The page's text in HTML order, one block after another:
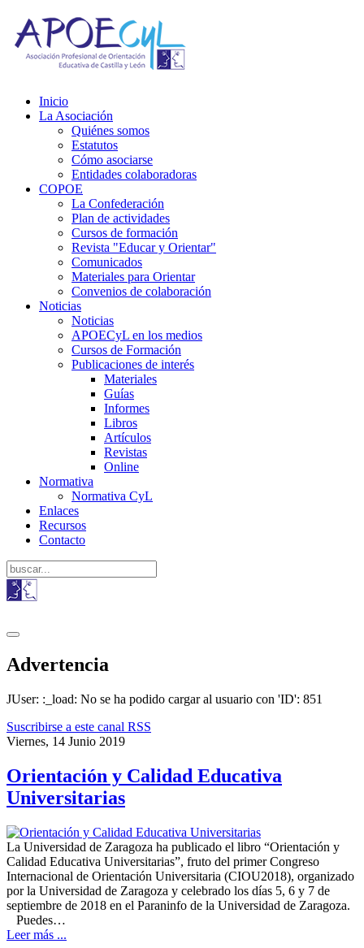
Inicio
La Asociación
Quiénes somos
Estatutos
Cómo asociarse
Entidades colaboradoras
COPOE
La Confederación
Plan de actividades
Cursos de formación
Revista "Educar y Orientar"
Comunicados
Materiales para Orientar
Convenios de colaboración
Noticias
Noticias
APOECyL en los medios
Cursos de Formación
Publicaciones de interés
Materiales
Guías
Informes
Libros
Artículos
Revistas
Online
Normativa
Normativa CyL
Enlaces
Recursos
Contacto
Advertencia
JUser: :_load: No se ha podido cargar al usuario con 'ID': 851
Suscribirse a este canal RSS
Viernes, 14 Junio 2019
Orientación y Calidad Educativa
Universitarias
La Universidad de Zaragoza ha publicado el libro “Orientación y
Calidad Educativa Universitarias”, fruto del primer Congreso
Internacional de Orientación Universitaria (CIOU2018), organizado
por la Universidad de Zaragoza y celebrado los días 5, 6 y 7 de
septiembre de 2018 en el Paraninfo de la Universidad de Zaragoza.
Puedes…
Leer más ...